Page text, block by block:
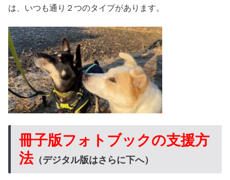
は、いつも通り２つのタイプがあります。
冊子版フォトブックの支援方
法（デジタル版はさらに下へ）